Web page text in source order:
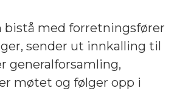
bistå med forretningsfører
sender ut innkalling til
generalforsamling,
møtet og følger opp i